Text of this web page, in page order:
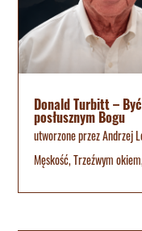
Donald Turbitt –
posłusznym Bogu
utworzone przezAndrzej
Męskość,Trzeźwym okiem